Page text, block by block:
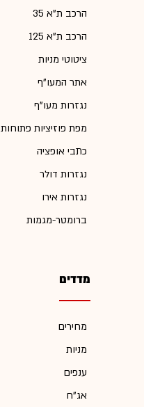
הרכב ת"א 35
הרכב ת"א 125
ציטוטי מניות
אתר המעו"ף
נגזרות מעו"ף
מפת פוזיציות פתוחות
כתבי אופציה
נגזרות דולר
נגזרות אירו
ברומטר-מגמות
מדדים
מחירים
מניות
ענפים
אג"ח